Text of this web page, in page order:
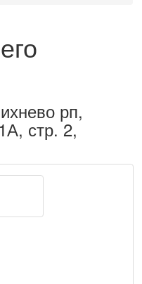
рп,
стр. 2,